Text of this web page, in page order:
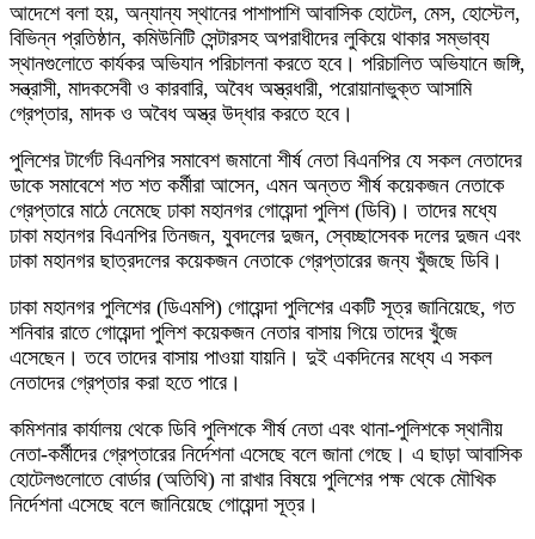
আদেশে বলা হয়, অন্যান্য স্থানের পাশাপাশি আবাসিক হোটেল, মেস, হোস্টেল,
বিভিন্ন প্রতিষ্ঠান, কমিউনিটি সেন্টারসহ অপরাধীদের লুকিয়ে থাকার সম্ভাব্য
স্থানগুলোতে কার্যকর অভিযান পরিচালনা করতে হবে। পরিচালিত অভিযানে জঙ্গি,
সন্ত্রাসী, মাদকসেবী ও কারবারি, অবৈধ অস্ত্রধারী, পরোয়ানাভুক্ত আসামি
গ্রেপ্তার, মাদক ও অবৈধ অস্ত্র উদ্ধার করতে হবে।
পুলিশের টার্গেট বিএনপির সমাবেশ জমানো শীর্ষ নেতা বিএনপির যে সকল নেতাদের
ডাকে সমাবেশে শত শত কর্মীরা আসেন, এমন অন্তত শীর্ষ কয়েকজন নেতাকে
গ্রেপ্তারে মাঠে নেমেছে ঢাকা মহানগর গোয়েন্দা পুলিশ (ডিবি)। তাদের মধ্যে
ঢাকা মহানগর বিএনপির তিনজন, যুবদলের দুজন, স্বেচ্ছাসেবক দলের দুজন এবং
ঢাকা মহানগর ছাত্রদলের কয়েকজন নেতাকে গ্রেপ্তারের জন্য খুঁজছে ডিবি।
ঢাকা মহানগর পুলিশের (ডিএমপি) গোয়েন্দা পুলিশের একটি সূত্র জানিয়েছে, গত
শনিবার রাতে গোয়েন্দা পুলিশ কয়েকজন নেতার বাসায় গিয়ে তাদের খুঁজে
এসেছেন। তবে তাদের বাসায় পাওয়া যায়নি। দুই একদিনের মধ্যে এ সকল
নেতাদের গ্রেপ্তার করা হতে পারে।
কমিশনার কার্যালয় থেকে ডিবি পুলিশকে শীর্ষ নেতা এবং থানা-পুলিশকে স্থানীয়
নেতা-কর্মীদের গ্রেপ্তারের নির্দেশনা এসেছে বলে জানা গেছে। এ ছাড়া আবাসিক
হোটেলগুলোতে বোর্ডার (অতিথি) না রাখার বিষয়ে পুলিশের পক্ষ থেকে মৌখিক
নির্দেশনা এসেছে বলে জানিয়েছে গোয়েন্দা সূত্র।